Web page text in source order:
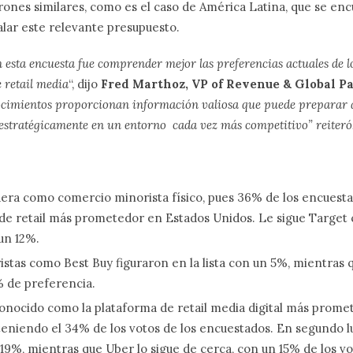
similares, como es el caso de América Latina, que se
este relevante presupuesto.
encuesta fue comprender mejor las preferencias actuales de
retail media“, dijo Fred Marthoz, VP of Revenue & Global
proporcionan información valiosa que puede preparar
en un entorno cada vez más competitivo”
como comercio minorista físico, pues 36% de los
retail más prometedor en Estados Unidos. Le sigue Target
12%.
como Best Buy figuraron en la lista con un 5%, mientras
de preferencia.
como la plataforma de retail media digital más
el 34% de los votos de los encuestados. En segundo
mientras que Uber lo sigue de cerca, con un 15% de los